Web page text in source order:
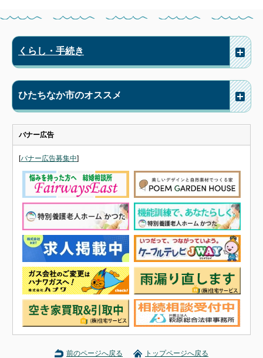
くらし・手続き
ひたちなか市のオススメ
バナー広告
[バナー広告募集中]
前のページへ戻る トップページへ戻る